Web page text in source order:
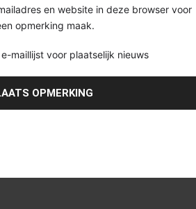
en website in deze browser voor
opmerking maak.
maillijst voor plaatselijk nieuws